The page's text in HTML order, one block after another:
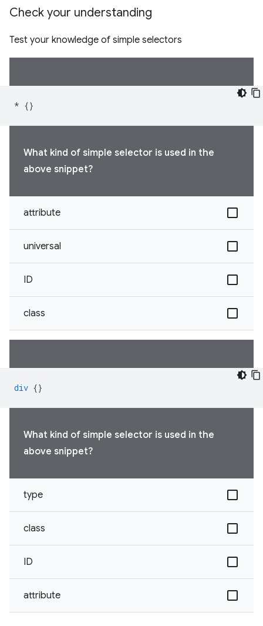
Check your understanding
Test your knowledge of simple selectors
* {}
What kind of simple selector is used in the
above snippet?
attribute
universal
ID
class
div {}
What kind of simple selector is used in the
above snippet?
type
class
ID
attribute